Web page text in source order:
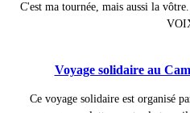
C'est ma tournée, mais aussi la
Voyage solidaire au
Ce voyage solidaire est organisé